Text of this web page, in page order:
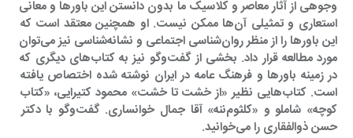
وجوهی از آثار معاصر و کلاسیک ما بدون دانستن این باورها و معانی
استعاری و تمثیلی آن‌ها ممکن نیست. او همچنین معتقد است که
این باورها را از منظر روان‌شناسی اجتماعی و نشانه‌شناسی نیز می‌توان
مورد مطالعه قرار داد. بخشی از گفت‌وگو نیز به کتاب‌های دیگری که
در زمینه باورها و فرهنگ عامه در ایران نوشته شده اختصاص یافته
است. کتاب‌هایی نظیر «از خشت تا خشت» محمود کتیرایی، «کتاب
کوچه» شاملو و «کلثوم‌ننه» آقا جمال خوانساری. گفت‌وگو با دکتر
حسن ذوالفقاری را می‌خوانید.